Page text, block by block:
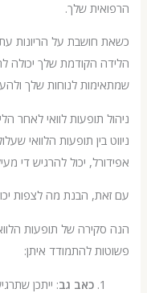
שלך.
על הריונות עתידיים,
הקודמת שלך יכולה להעניק לך
לנוחות שלך ולהעדפות
לוואי לאחר הלידה
תופעות הלוואי שעלולות
יכול להרגיש די מעיק.
הבנת מה לצפות יכולה להקל
של תופעות הלוואי
להתמודד איתן:
כאב גב: ייתכן שתרגיש אי